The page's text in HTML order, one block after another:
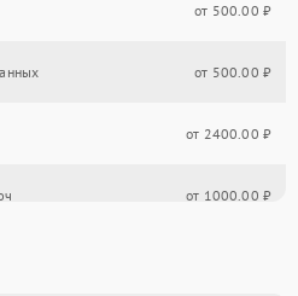
от 500.00 ₽
от 500.00 ₽
от 2400.00 ₽
от 1000.00 ₽